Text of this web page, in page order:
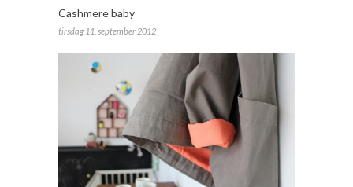
Cashmere baby
tirsdag 11. september 2012